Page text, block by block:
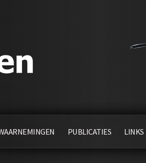
PUBLICATIES LINKS